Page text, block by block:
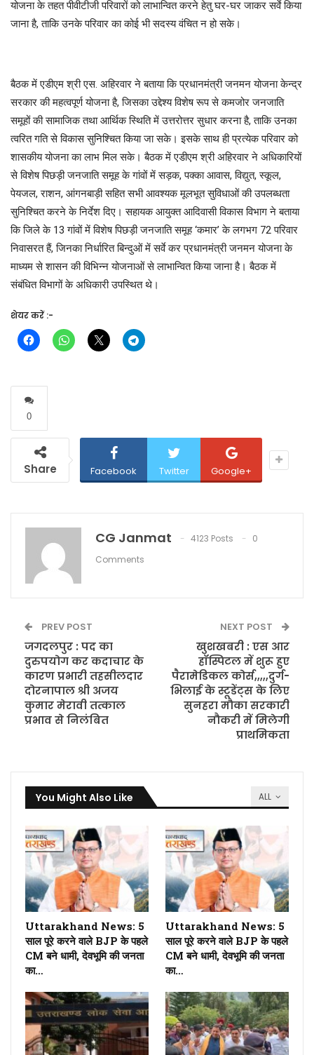
योजना के तहत पीवीटीजी परिवारों को लाभान्वित करने हेतु घर-घर जाकर सर्वे किया
जाना है, ताकि उनके परिवार का कोई भी सदस्य वंचित न हो सके।
बैठक में एडीएम श्री एस. अहिरवार ने बताया कि प्रधानमंत्री जनमन योजना केन्द्र
सरकार की महत्वपूर्ण योजना है, जिसका उद्देश्य विशेष रूप से कमजोर जनजाति
समूहों की सामाजिक तथा आर्थिक स्थिति में उत्तरोत्तर सुधार करना है, ताकि उनका
त्वरित गति से विकास सुनिश्चित किया जा सके। इसके साथ ही प्रत्येक परिवार को
शासकीय योजना का लाभ मिल सके। बैठक में एडीएम श्री अहिरवार ने अधिकारियों
से विशेष पिछड़ी जनजाति समूह के गांवों में सड़क, पक्का आवास, विद्युत, स्कूल,
पेयजल, राशन, आंगनबाड़ी सहित सभी आवश्यक मूलभूत सुविधाओं की उपलब्धता
सुनिश्चित करने के निर्देश दिए। सहायक आयुक्त आदिवासी विकास विभाग ने बताया
कि जिले के 13 गांवों में विशेष पिछड़ी जनजाति समूह ‘कमार’ के लगभग 72 परिवार
निवासरत हैं, जिनका निर्धारित बिन्दुओं में सर्वे कर प्रधानमंत्री जनमन योजना के
माध्यम से शासन की विभिन्न योजनाओं से लाभान्वित किया जाना है। बैठक में
संबंधित विभागों के अधिकारी उपस्थित थे।
शेयर करें :-
0
Share Facebook Twitter Google+
CG Janmat 4123 Posts
0
Comments
PREV POST
जगदलपुर : पद का
दुरुपयोग कर कदाचार के
कारण प्रभारी तहसीलदार
दोरनापाल श्री अजय
कुमार मेरावी तत्काल
प्रभाव से निलंबित
NEXT POST
खुशखबरी : एस आर
हॉस्पिटल में शुरू हुए
पैरामेडिकल कोर्स,,,,,दुर्ग-
भिलाई के स्टूडेंट्स के लिए
सुनहरा मौका सरकारी
नौकरी में मिलेगी
प्राथमिकता
ALL
You Might Also Like
Uttarakhand News: 5
साल पूरे करने वाले BJP के पहले
CM बने धामी, देवभूमि की जनता
का…
Uttarakhand News: 5
साल पूरे करने वाले BJP के पहले
CM बने धामी, देवभूमि की जनता
का…